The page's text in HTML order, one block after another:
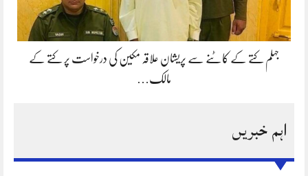
جہلم کتے کے کاٹنے سے پریشان علاقہ مکین کی درخواست پر کتے کے
مالک…
اہم خبریں